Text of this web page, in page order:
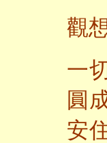
觀
一
圓
安